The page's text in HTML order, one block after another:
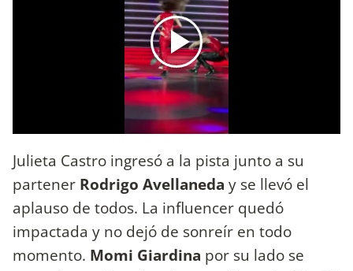
Julieta Castro ingresó a la pista junto a su
partener Rodrigo Avellaneda y se llevó el
aplauso de todos. La influencer quedó
impactada y no dejó de sonreír en todo
momento. Momi Giardina por su lado se